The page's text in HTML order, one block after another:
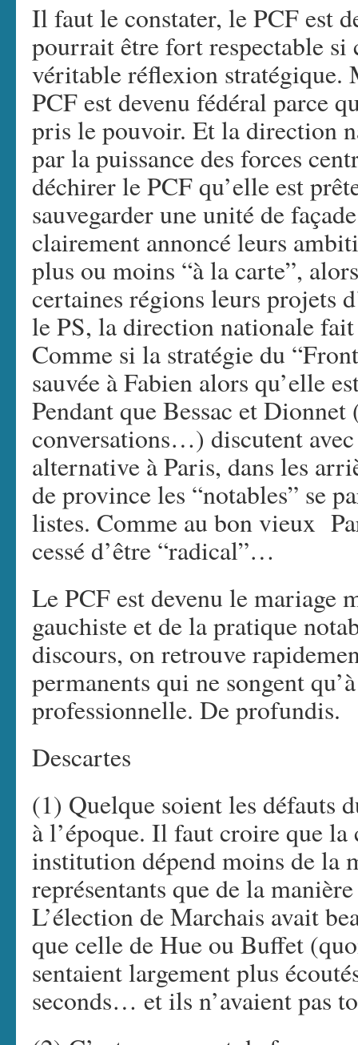
Il faut le constater, le PCF est
pourrait être fort respectable si
véritable réflexion stratégique.
PCF est devenu fédéral parce
pris le pouvoir. Et la direction
par la puissance des forces
déchirer le PCF qu’elle est
sauvegarder une unité de
clairement annoncé leurs
plus ou moins “à la carte”,
certaines régions leurs projets
le PS, la direction nationale
Comme si la stratégie du
sauvée à Fabien alors qu’elle
Pendant que Bessac et
conversations…) discutent
alternative à Paris, dans les
de province les “notables” se
listes. Comme au bon vieux
cessé d’être “radical”…
Le PCF est devenu le mariage
gauchiste et de la pratique
discours, on retrouve
permanents qui ne songent
professionnelle. De profundis.
Descartes
(1) Quelque soient les défauts
à l’époque. Il faut croire que la
institution dépend moins de la
représentants que de la
L’élection de Marchais avait
que celle de Hue ou Buffet
sentaient largement plus
seconds… et ils n’avaient pas